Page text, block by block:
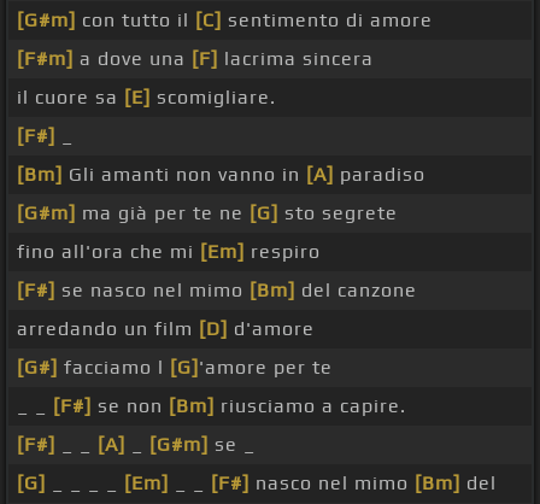
[G#m] con tutto il [C] sentimento di amore
[F#m] a dove una [F] lacrima sincera
il cuore sa [E] scomigliare.
[F#]
[Bm] Gli amanti non vanno in [A] paradiso
[G#m] ma già per te ne [G] sto segrete
fino all'ora che mi [Em] respiro
[F#] se nasco nel mimo [Bm] del canzone
arredando un film [D] d'amore
[G#] facciamo l [G] 'amore per te
[F#] se non [Bm] riusciamo a capire.
[F#]
[A] [G#m] se _
[G]
[Em] [F#] nasco nel mimo [Bm] del